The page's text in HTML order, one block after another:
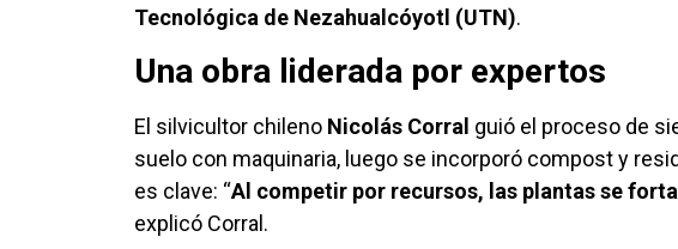
Tecnológica de Nezahualcóyotl (UTN).
Una obra liderada por expertos
El silvicultor chileno Nicolás Corral guió el proceso de
suelo con maquinaria, luego se incorporó compost y
es clave: “Al competir por recursos, las plantas se
explicó Corral.